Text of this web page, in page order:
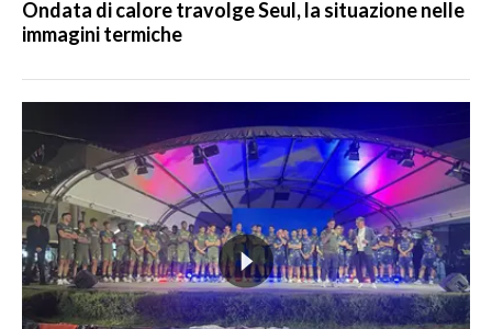
Ondata di calore travolge Seul, la situazione nelle
immagini termiche